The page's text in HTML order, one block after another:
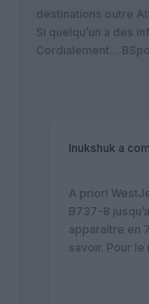
destinations outre
Si quelqu’un a des
Cordialement…
Inukshuk a
A priori
B737-8
apparaître en
savoir. Pour le